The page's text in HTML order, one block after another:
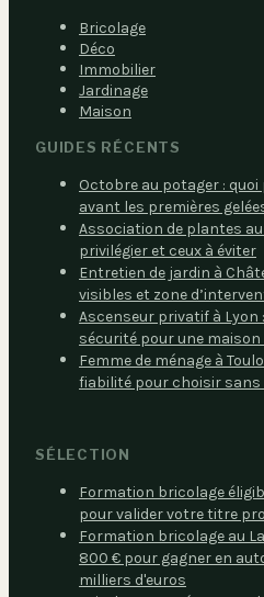
Bricolage
Déco
Immobilier
Jardinage
Maison
GUIDES RÉCENTS
Octobre au potager :
avant les premières
Association de plantes
privilégier et ceux à éviter
Entretien de jardin à
visibles et zone
Ascenseur privatif à Lyon
sécurité pour une maison
Femme de ménage à
fiabilité pour choisir
SÉLECTION
Formation bricolage
pour valider votre titre
Formation bricolage au
800 € pour gagner en
milliers d'euros